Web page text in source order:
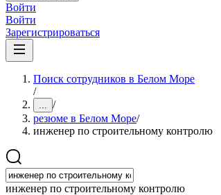
Войти
Войти
Зарегистрироваться
Поиск сотрудников в Белом Море
/
... /
резюме в Белом Море/
инженер по строительному контролю
инженер по строительному контролю